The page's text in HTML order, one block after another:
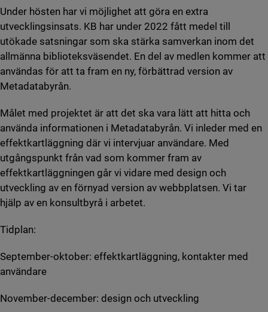
Under hösten har vi möjlighet att göra en extra
utvecklingsinsats. KB har under 2022 fått medel till
utökade satsningar som ska stärka samverkan inom det
allmänna biblioteksväsendet. En del av medlen kommer att
användas för att ta fram en ny, förbättrad version av
Metadatabyrån.
Målet med projektet är att det ska vara lätt att hitta och
använda informationen i Metadatabyrån. Vi inleder med en
effektkartläggning där vi intervjuar användare. Med
utgångspunkt från vad som kommer fram av
effektkartläggningen går vi vidare med design och
utveckling av en förnyad version av webbplatsen. Vi tar
hjälp av en konsultbyrå i arbetet.
Tidplan:
September-oktober: effektkartläggning, kontakter med
användare
November-december: design och utveckling